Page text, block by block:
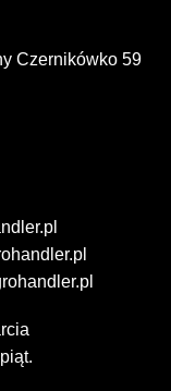
Czernikówko 59